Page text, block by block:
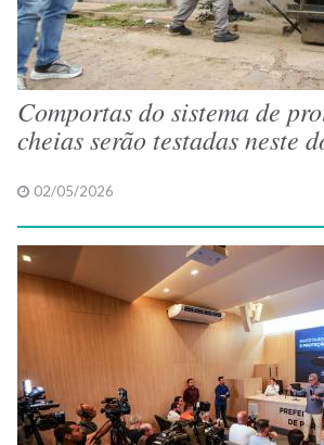
Comportas do sistema de
cheias serão testadas neste
02/05/2026